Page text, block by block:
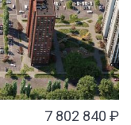
7 802 840 ₽